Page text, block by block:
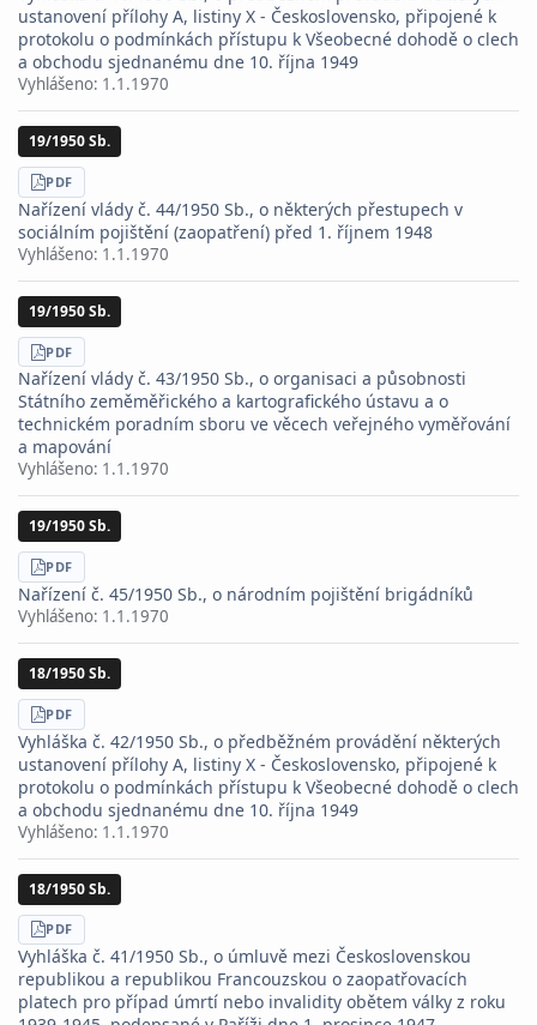
ustanovení přílohy A, listiny X - Československo, připojené k
protokolu o podmínkách přístupu k Všeobecné dohodě o clech
a obchodu sjednanému dne 10. října 1949
Vyhlášeno: 1.1.1970
19/1950 Sb.
STÁHNOUT
PDF
Nařízení vlády č. 44/1950 Sb., o některých přestupech v
sociálním pojištění (zaopatření) před 1. říjnem 1948
Vyhlášeno: 1.1.1970
19/1950 Sb.
STÁHNOUT
PDF
Nařízení vlády č. 43/1950 Sb., o organisaci a působnosti
Státního zeměměřického a kartografického ústavu a o
technickém poradním sboru ve věcech veřejného vyměřování
a mapování
Vyhlášeno: 1.1.1970
19/1950 Sb.
STÁHNOUT
PDF
Nařízení č. 45/1950 Sb., o národním pojištění brigádníků
Vyhlášeno: 1.1.1970
18/1950 Sb.
STÁHNOUT
PDF
Vyhláška č. 42/1950 Sb., o předběžném provádění některých
ustanovení přílohy A, listiny X - Československo, připojené k
protokolu o podmínkách přístupu k Všeobecné dohodě o clech
a obchodu sjednanému dne 10. října 1949
Vyhlášeno: 1.1.1970
18/1950 Sb.
STÁHNOUT
PDF
Vyhláška č. 41/1950 Sb., o úmluvě mezi Československou
republikou a republikou Francouzskou o zaopatřovacích
platech pro případ úmrtí nebo invalidity obětem války z roku